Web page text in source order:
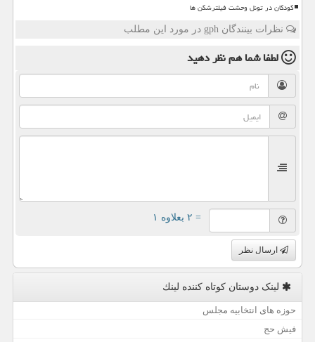
کودکان در تونل وحشت فیلترشکن ها
نظرات بینندگان gph در مورد این مطلب
لطفا شما همنظر دهید
= ۲ بعلاوه ۱
ارسال نظر
لینک دوستان كوتاه كننده لینك
حوزه های انتخابیه مجلس
فیش حج